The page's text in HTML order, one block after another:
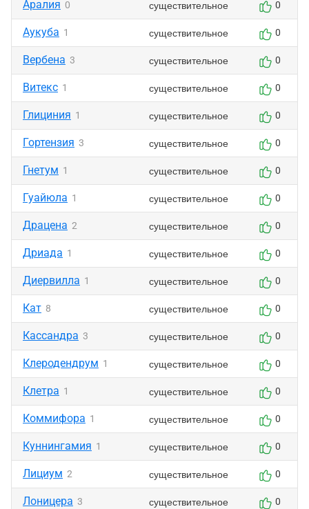
Аралия 0 существительное 0
Аукуба 1 существительное 0
Вербена 3 существительное 0
Витекс 1 существительное 0
Глициния 1 существительное 0
Гортензия 3 существительное 0
Гнетум 1 существительное 0
Гуайюла 1 существительное 0
Драцена 2 существительное 0
Дриада 1 существительное 0
Диервилла 1 существительное 0
Кат 8 существительное 0
Кассандра 3 существительное 0
Клеродендрум 1 существительное 0
Клетра 1 существительное 0
Коммифора 1 существительное 0
Куннингамия 1 существительное 0
Лициум 2 существительное 0
Лоницера 3 существительное 0